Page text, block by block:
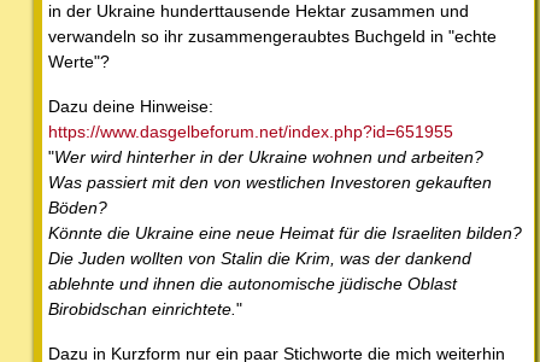
in der Ukraine hunderttausende Hektar zusammen und
verwandeln so ihr zusammengeraubtes Buchgeld in "echte
Werte"?
Dazu deine Hinweise:
https://www.dasgelbeforum.net/index.php?id=651955
"Wer wird hinterher in der Ukraine wohnen und arbeiten?
Was passiert mit den von westlichen Investoren gekauften
Böden?
Könnte die Ukraine eine neue Heimat für die Israeliten bilden?
Die Juden wollten von Stalin die Krim, was der dankend
ablehnte und ihnen die autonomische jüdische Oblast
Birobidschan einrichtete."
Dazu in Kurzform nur ein paar Stichworte die mich weiterhin